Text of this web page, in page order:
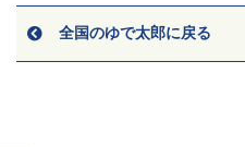
全国のゆで太郎に戻る